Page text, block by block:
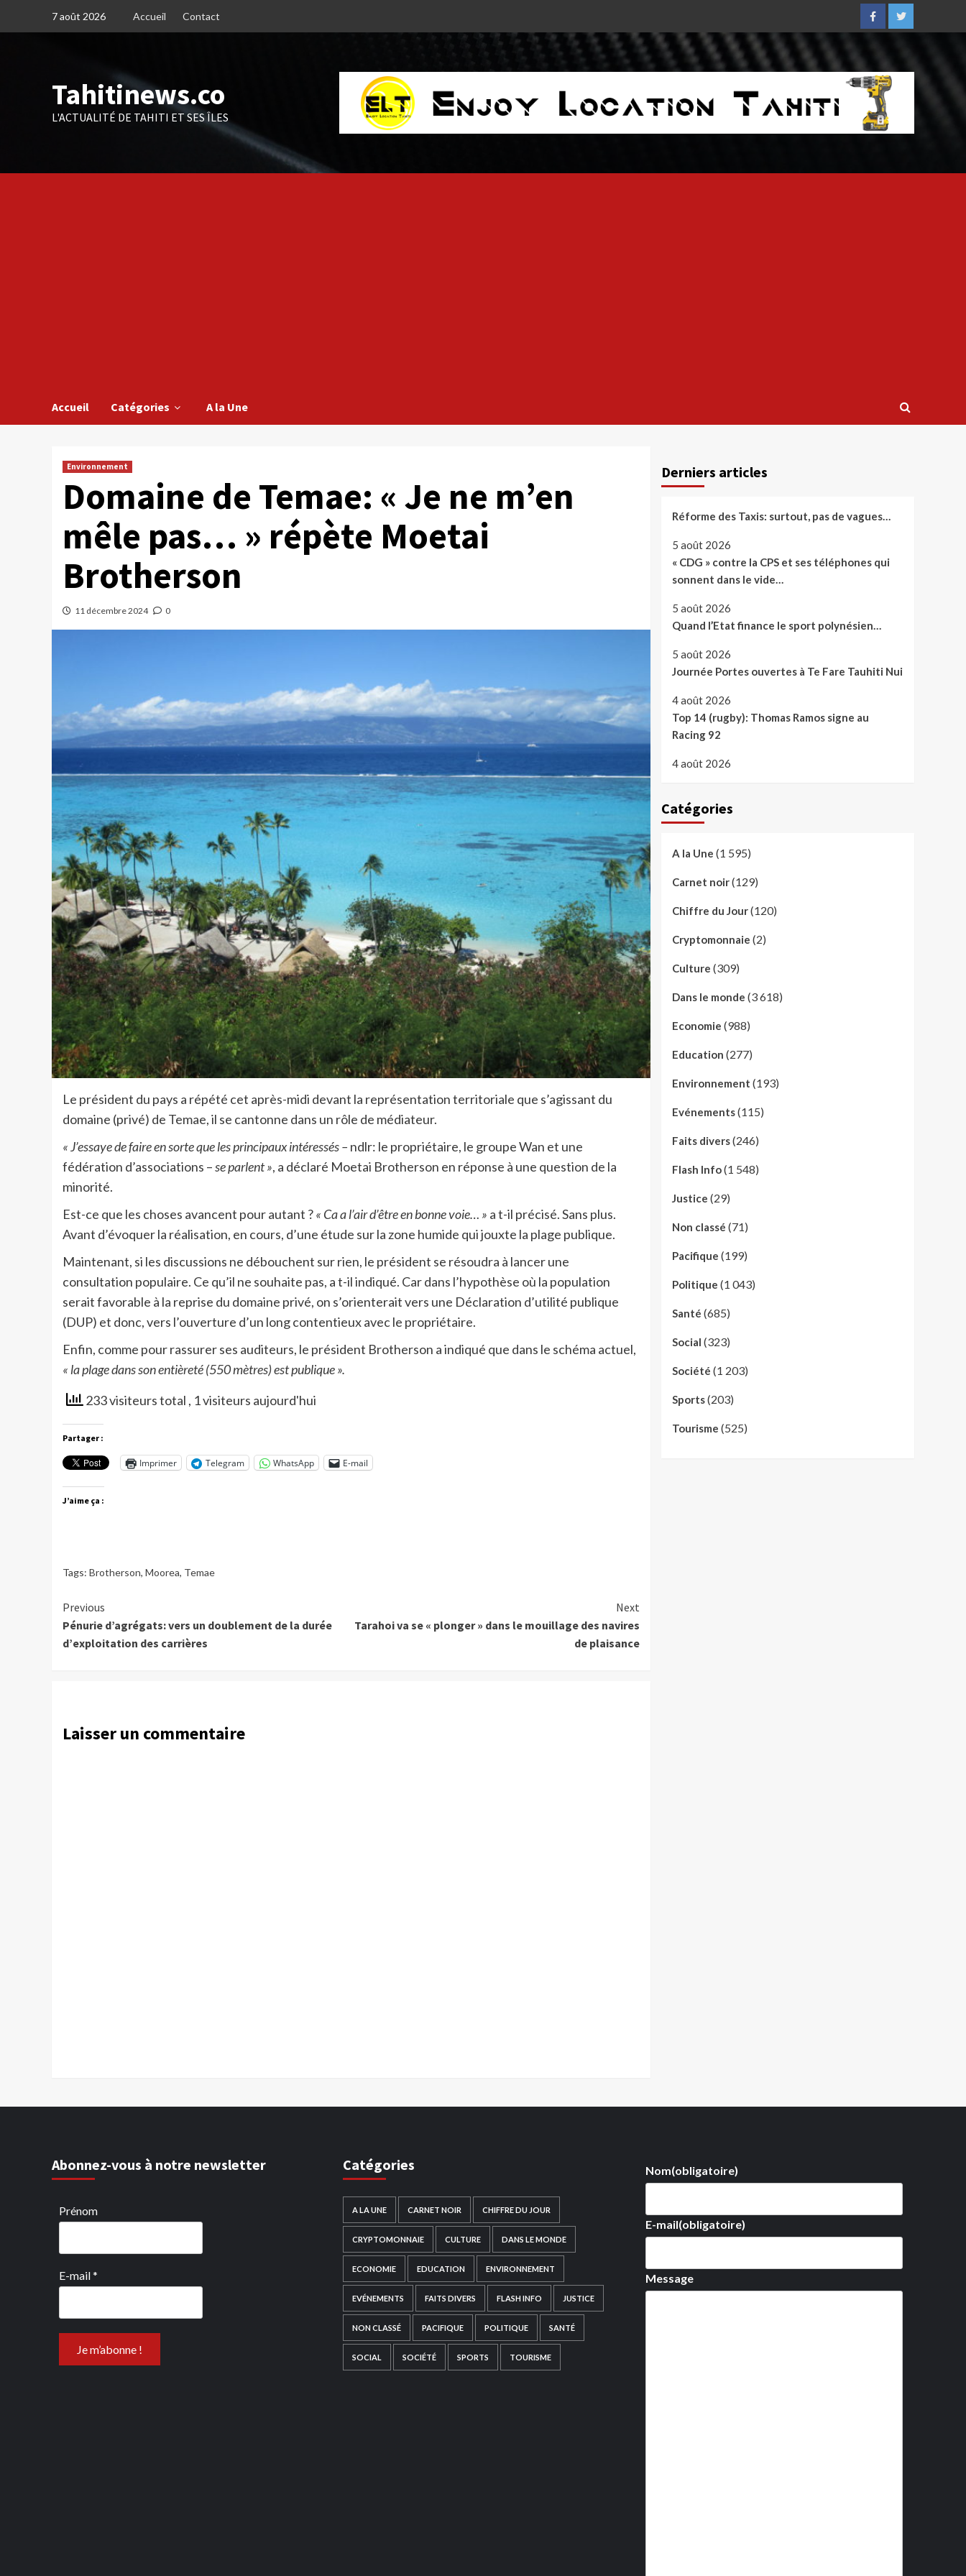
7 août 2026 Accueil Contact
FacebookTwitter
Tahitinews.co
L'ACTUALITÉ DE TAHITI ET SES ÎLES
Accueil Catégories A la Une
Environnement
Domaine de Temae: « Je ne m’en
mêle pas… » répète Moetai
Brotherson
11 décembre 2024 0
Le président du pays a répété cet après-midi devant la représentation territoriale que s’agissant du
domaine (privé) de Temae, il se cantonne dans un rôle de médiateur.
« J’essaye de faire en sorte que les principaux intéressés – ndlr: le propriétaire, le groupe Wan et une
fédération d’associations –se parlent », a déclaré Moetai Brotherson en réponse à une question de la
minorité.
Est-ce que les choses avancent pour autant ?« Ca a l’air d’être en bonne voie… » a t-il précisé. Sans plus.
Avant d’évoquer la réalisation, en cours, d’une étude sur la zone humide qui jouxte la plage publique.
Maintenant, si les discussions ne débouchent sur rien, le président se résoudra à lancer une
consultation populaire. Ce qu’il ne souhaite pas, a t-il indiqué. Car dans l’hypothèse où la population
serait favorable à la reprise du domaine privé, on s’orienterait vers une Déclaration d’utilité publique
(DUP) et donc, vers l’ouverture d’un long contentieux avec le propriétaire.
Enfin, comme pour rassurer ses auditeurs, le président Brotherson a indiqué que dans le schéma actuel,
« la plage dans son entièreté (550 mètres) est publique ».
233 visiteurs total , 1 visiteurs aujourd'hui
Partager :
Imprimer Telegram WhatsApp E-mail
J’aime ça :
Tags: Brotherson, Moorea, Temae
Continue
Reading
Previous
Pénurie d’agrégats: vers un doublement de la durée
d’exploitation des carrières
Next
Tarahoi va se « plonger » dans le mouillage des navires
de plaisance
Laisser un commentaire
Derniers articles
Réforme des Taxis: surtout, pas de vagues…
5 août 2026
« CDG » contre la CPS et ses téléphones qui
sonnent dans le vide…
5 août 2026
Quand l’Etat finance le sport polynésien…
5 août 2026
Journée Portes ouvertes à Te Fare Tauhiti Nui
4 août 2026
Top 14 (rugby): Thomas Ramos signe au
Racing 92
4 août 2026
Catégories
A la Une (1 595)
Carnet noir(129)
Chiffre du Jour(120)
Cryptomonnaie (2)
Culture (309)
Dans le monde (3 618)
Economie (988)
Education (277)
Environnement (193)
Evénements(115)
Faits divers(246)
Flash Info(1 548)
Justice (29)
Non classé (71)
Pacifique (199)
Politique (1 043)
Santé (685)
Social (323)
Société (1 203)
Sports(203)
Tourisme (525)
Abonnez-vous à notre newsletter
Prénom
E-mail*
Catégories
A LA UNE CARNET NOIR CHIFFRE DU JOUR
CRYPTOMONNAIE CULTURE DANS LE MONDE
ECONOMIE EDUCATION ENVIRONNEMENT
EVÉNEMENTS FAITS DIVERS FLASH INFO JUSTICE
NON CLASSÉ PACIFIQUE POLITIQUE SANTÉ
SOCIAL SOCIÉTÉ SPORTS TOURISME
Nom(obligatoire)
E-mail(obligatoire)
Message